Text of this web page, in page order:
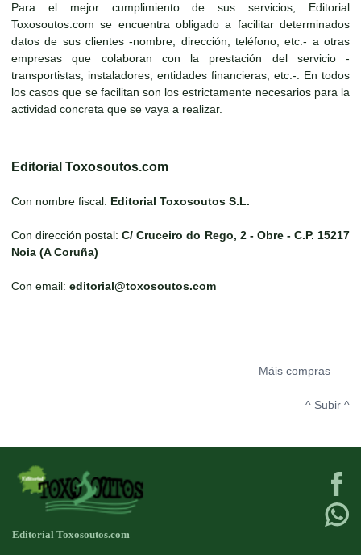
Para el mejor cumplimiento de sus servicios, Editorial
Toxosoutos.com se encuentra obligado a facilitar determinados
datos de sus clientes -nombre, dirección, teléfono, etc.- a otras
empresas que colaboran con la prestación del servicio -
transportistas, instaladores, entidades financieras, etc.-. En todos
los casos que se facilitan son los estrictamente necesarios para la
actividad concreta que se vaya a realizar.
Editorial Toxosoutos.com
Con nombre fiscal: Editorial Toxosoutos S.L.
Con dirección postal:C/ Cruceiro do Rego, 2 - Obre - C.P. 15217
Noia (A Coruña)
Con email: editorial@toxosoutos.com
Máis compras
^ Subir ^
Editorial Toxosoutos.com